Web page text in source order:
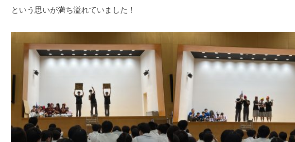
という思いが満ち溢れていました！